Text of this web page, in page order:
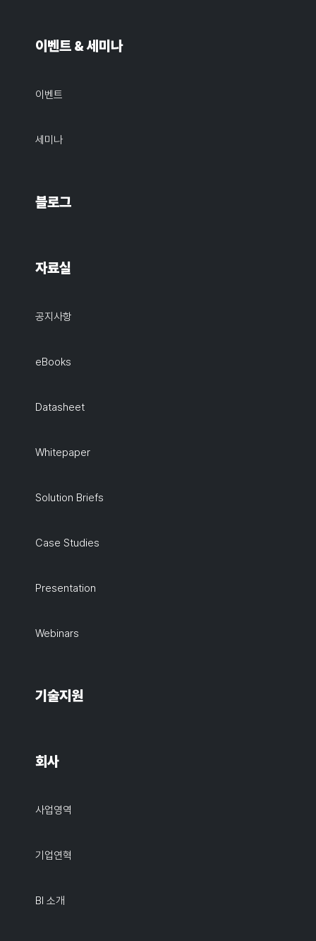
이벤트 & 세미나
이벤트
세미나
블로그
자료실
공지사항
eBooks
Datasheet
Whitepaper
Solution Briefs
Case Studies
Presentation
Webinars
기술지원
회사
사업영역
기업연혁
BI 소개